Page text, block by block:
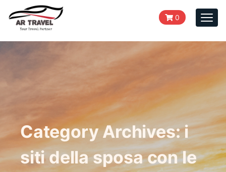
0
Category Archives:i
siti della sposa con le